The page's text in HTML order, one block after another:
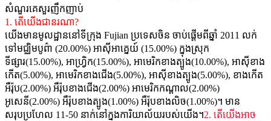
សំណួរគេសួរញឹកញាប់
1. តើយើងជានរណា?
យើងមានមូលដ្ឋាននៅទីក្រុង Fujian ប្រទេសចិន ចាប់ផ្តើមពីឆ្នាំ 2011 លក់
ទៅមជ្ឈិមបូព៌ា (20.00%) អាស៊ីអាគ្នេយ៍ (15.00%) ក្នុងស្រុក
ទីផ្សារ(15.00%), អាហ្វ្រិក(15.00%), អាមេរិកខាងត្បូង(10.00%), អាស៊ីខាង
កើត(5.00%), អាមេរិកខាងជើង(5.00%), អាស៊ីខាងត្បូង(5.00%), ខាងកើត
អឺរ៉ុប(2.00%) អឺរ៉ុបខាងជើង(2.00%) អាមេរិកកណ្តាល(2.00%)
អូសេនី(2.00%) អឺរ៉ុបខាងត្បូង(1.00%) អឺរ៉ុបខាងលិច(1.00%)។ មាន
សរុបប្រហែល 11-50 នាក់នៅក្នុងការិយាល័យរបស់យើង។2. តើយើងអាច